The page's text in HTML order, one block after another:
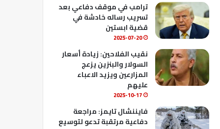
ترامب في موقف دفاعي بعد
تسريب رساله خادشة في
قضية ابستين
2025-07-20
نقيب الفلاحين: زيادة أسعار
السولار والبنزين يزعج
المزارعين ويزيد الاعباء
عليهم
2025-10-17
فايننشال تايمز: مراجعة
دفاعية مرتقبة تدعو لتوسيع